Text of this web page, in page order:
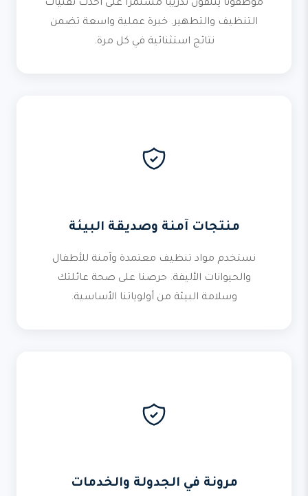
موظفونا يتلقون تدريباً مستمراً على أحدث تقنيات
التنظيف والتطهير. خبرة عملية واسعة تضمن
نتائج استثنائية في كل مرة.
منتجات آمنة وصديقة البيئة
نستخدم مواد تنظيف معتمدة وآمنة للأطفال
والحيوانات الأليفة. حرصنا على صحة عائلتك
وسلامة البيئة من أولوياتنا الأساسية.
مرونة في الجدولة والخدمات